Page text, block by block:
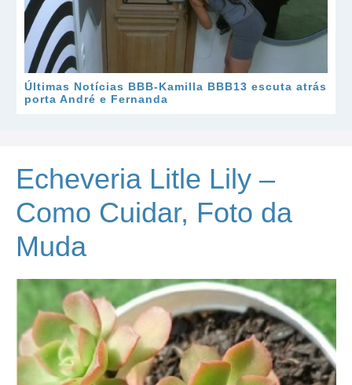
Últimas Notícias BBB-Kamilla BBB13 escuta atrás
porta André e Fernanda
Echeveria Litle Lily –
Como Cuidar, Foto da
Muda